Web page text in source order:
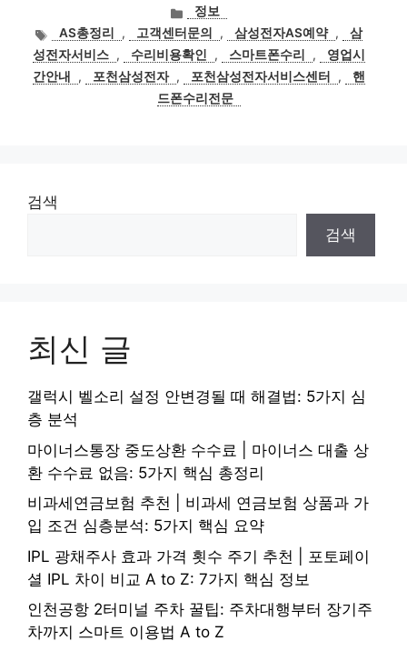
카
테
고
리
정보
태
그
AS총정리 , 고객센터문의 , 삼성전자AS예약 ,
삼
성전자서비스 , 수리비용확인 , 스마트폰수리 ,
영업시
간안내
, 포천삼성전자 , 포천삼성전자서비스센터 ,
핸
드폰수리전문
검색
검색
최신 글
갤럭시 벨소리 설정 안변경될 때 해결법: 5가지 심
층 분석
마이너스통장 중도상환 수수료 | 마이너스 대출 상
환 수수료 없음: 5가지 핵심 총정리
비과세연금보험 추천 | 비과세 연금보험 상품과 가
입 조건 심층분석: 5가지 핵심 요약
IPL 광채주사 효과 가격 횟수 주기 추천 | 포토페이
셜 IPL 차이 비교 A to Z: 7가지 핵심 정보
인천공항 2터미널 주차 꿀팁: 주차대행부터 장기주
차까지 스마트 이용법 A to Z